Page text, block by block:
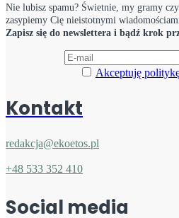
Nie lubisz spamu? Świetnie, my gramy
zasypiemy Cię nieistotnymi
Zapisz się do newslettera i bądź krok
Akceptuję
Kontakt
redakcja@ekoetos.pl
+48 533 352 410
Social media